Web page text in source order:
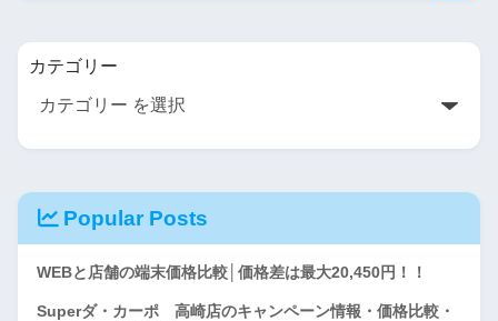
カテゴリー
Popular Posts
WEBと店舗の端末価格比較│価格差は最大20,450円！！
Superダ・カーポ 高崎店のキャンペーン情報・価格比較・